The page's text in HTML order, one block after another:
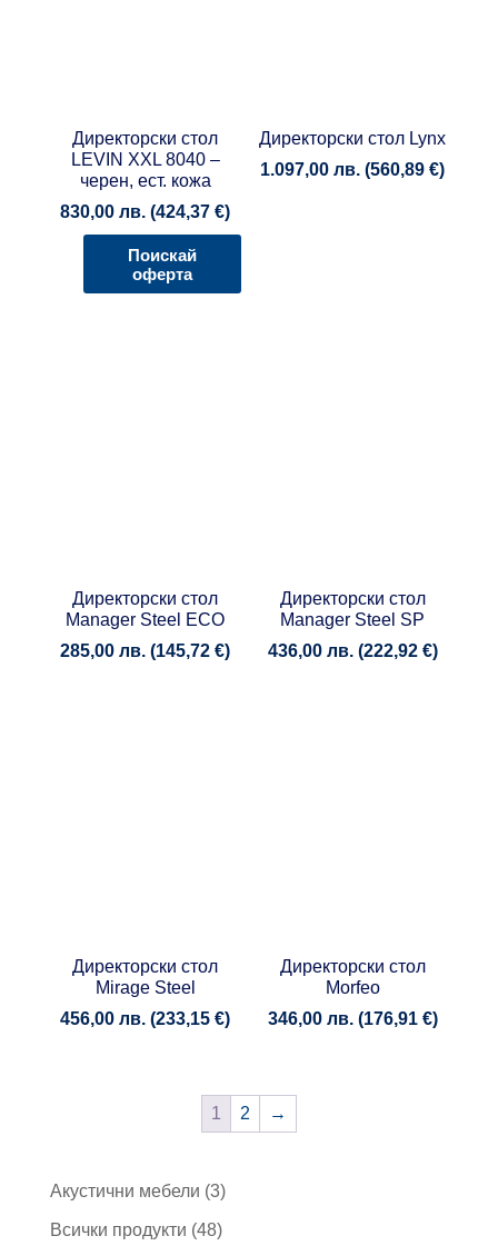
Директорски стол
LEVIN XXL 8040 –
черен, ест. кожа
830,00лв. (424,37€)
Поискай
оферта
Директорски стол Lynx
1.097,00лв. (560,89€)
Директорски стол
Manager Steel ECO
285,00лв. (145,72€)
Директорски стол
Manager Steel SP
436,00 лв. (222,92 €)
Директорски стол
Mirage Steel
456,00лв. (233,15€)
Директорски стол
Morfeo
346,00 лв. (176,91 €)
1 2 →
Акустични мебели 33
продукта
Всички продукти 4848